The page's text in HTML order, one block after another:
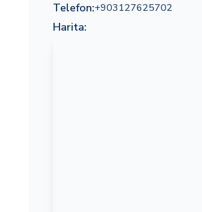
Telefon:+903127625702
Harita: